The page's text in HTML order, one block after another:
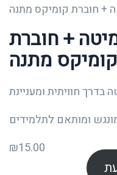
+ חוברת
קומיקס מתנה
חוויתית ומעניינת
ומותאם לתלמידים
₪15.00